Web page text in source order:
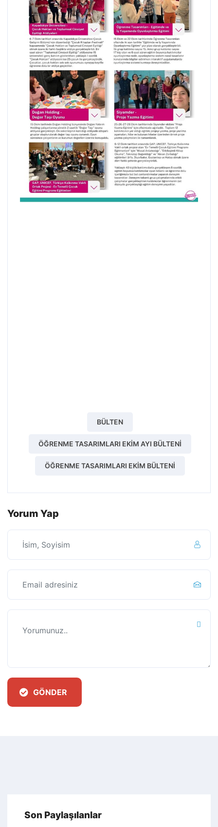
BÜLTEN
ÖĞRENME TASARIMLARI EKIM AYI BÜLTENI
ÖĞRENME TASARIMLARI EKIM BÜLTENI
Yorum Yap
GÖNDER
Son Paylaşılanlar